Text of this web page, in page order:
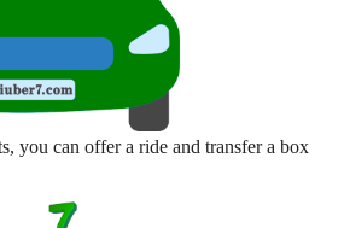
you can offer a ride and transfer a box